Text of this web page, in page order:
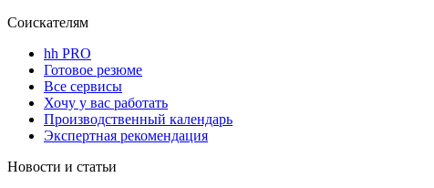
Соискателям
hh PRO
Готовое резюме
Все сервисы
Хочу у вас работать
Производственный календарь
Экспертная рекомендация
Новости и статьи